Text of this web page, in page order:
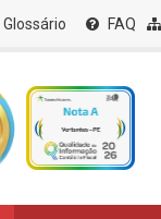
Glossário FAQ